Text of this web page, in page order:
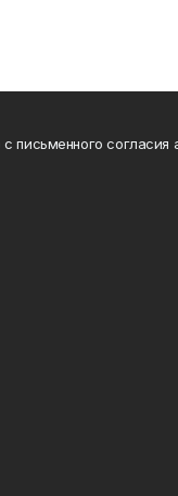
письменного согласия